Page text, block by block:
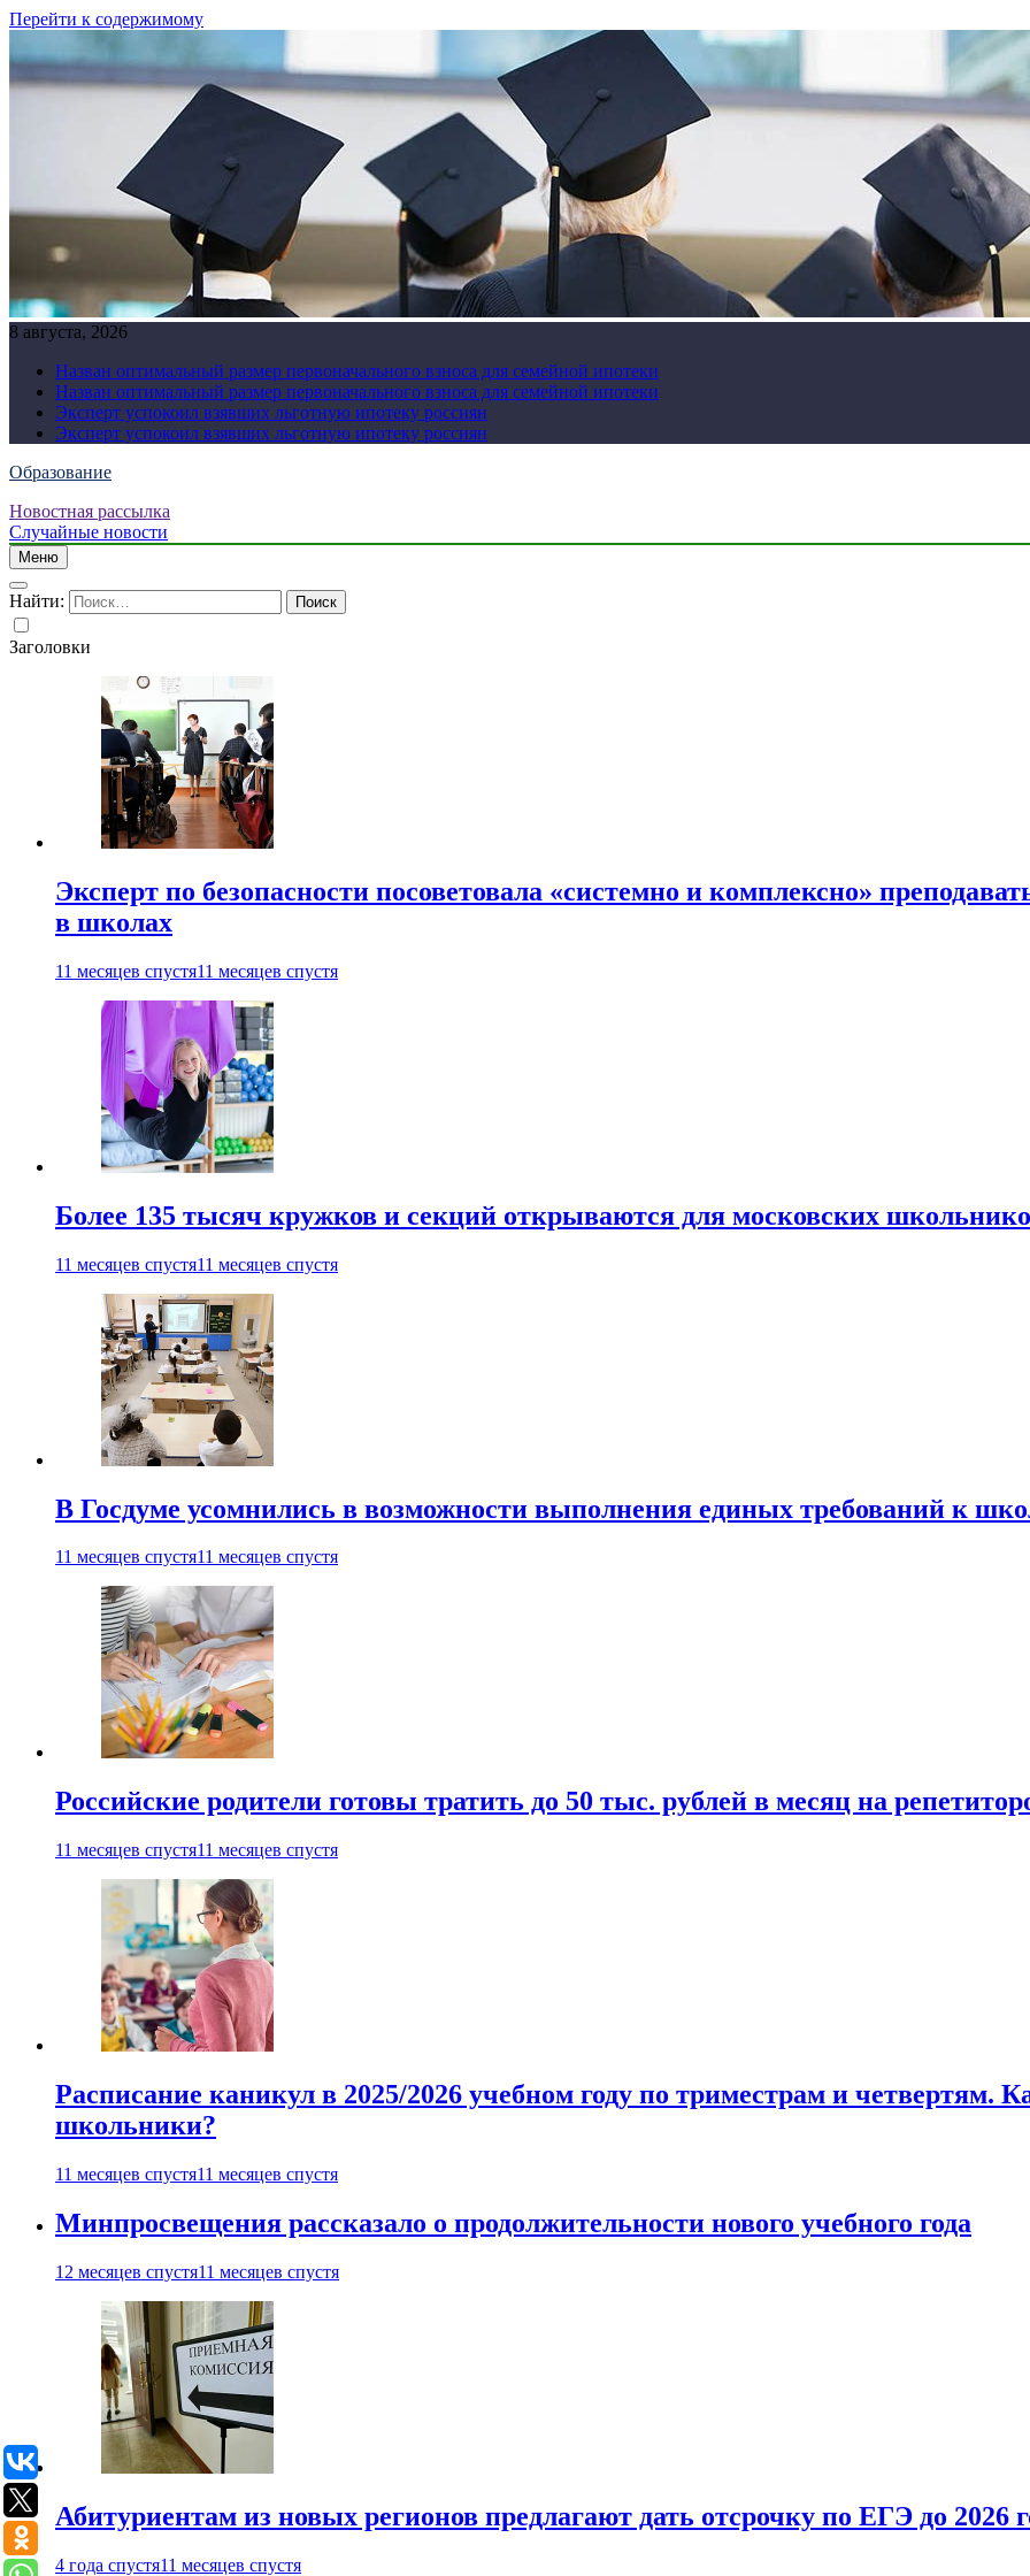
Перейти к содержимому
8 августа, 2026
Назван оптимальный размер первоначального взноса для семейной ипотеки
Назван оптимальный размер первоначального взноса для семейной ипотеки
Эксперт успокоил взявших льготную ипотеку россиян
Эксперт успокоил взявших льготную ипотеку россиян
Образование
Новостная рассылка
Случайные новости
Меню
Найти:
Заголовки
Эксперт по безопасности посоветовала «системно и комплексно»
в школах
11 месяцев спустя11 месяцев спустя
Более 135 тысяч кружков и секций открываются для московских
11 месяцев спустя11 месяцев спустя
В Госдуме усомнились в возможности выполнения единых требований к
11 месяцев спустя11 месяцев спустя
Российские родители готовы тратить до 50 тыс. рублей в месяц на
11 месяцев спустя11 месяцев спустя
Расписание каникул в 2025/2026 учебном году по триместрам и четвертям.
школьники?
11 месяцев спустя11 месяцев спустя
Минпросвещения рассказало о продолжительности нового учебного года
12 месяцев спустя11 месяцев спустя
Абитуриентам из новых регионов предлагают дать отсрочку по ЕГЭ до 2026
4 года спустя11 месяцев спустя